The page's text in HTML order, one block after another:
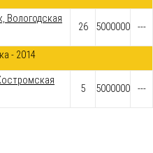
Вологодская
26 5000000 ---
- 2014
5 5000000 ---